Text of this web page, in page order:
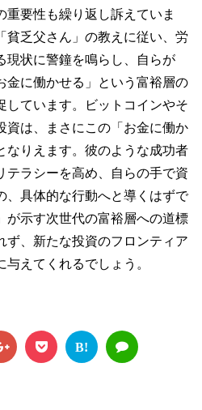
重要性も繰り返し訴えていま
貧乏父さん」の教えに従い、労
現状に警鐘を鳴らし、自らが
金に働かせる」という富裕層の
しています。ビットコインやそ
資は、まさにこの「お金に働か
なりえます。彼のような成功者
テラシーを高め、自らの手で資
、具体的な行動へと導くはずで
が示す次世代の富裕層への道標
ず、新たな投資のフロンティア
えてくれるでしょう。
B!